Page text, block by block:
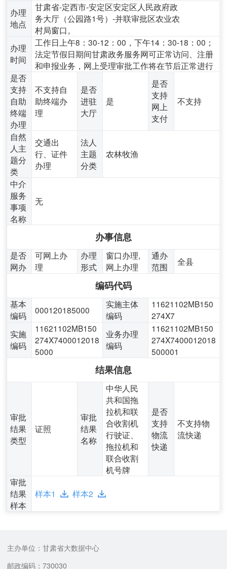
办理
地点
甘肃省-定西市-安定区安定区人民政府政
务大厅（公园路1号）-并联审批区农业农
村局窗口。
办理
时间
工作日上午8：30-12：00，下午14：30-18：00；
法定节假日期间甘肃政务服务网可正常访问、注册
和申报业务，网上受理审批工作将在节后正常进行
是否
支持
自助
终端
办理
不支持自
助终端办
理
是否
进驻
大厅
是
是否
支持
网上
支付
不支持
自然
人主
题分
类
交通出
行、证件
办理
法人
主题
分类
农林牧渔
中介
服务
事项
名称
无
办事信息
是否
网办
可网上办
理
办理
形式
窗口办理,
网上办理
通办
范围
全县
编码代码
基本
编码
000120185000
实施主体
编码
11621102MB150
274X7
实施
编码
11621102MB150
274X7400012018
5000
业务办理
编码
11621102MB150
274X7400012018
500001
结果信息
审批
结果
类型
证照
审批
结果
名称
中华人民
共和国拖
拉机和联
合收割机
行驶证、
拖拉机和
联合收割
机号牌
是否
支持
物流
快递
不支持物
流快递
审批
结果
样本
样本1 样本2
主办单位：甘肃省大数据中心
邮政编码：730030